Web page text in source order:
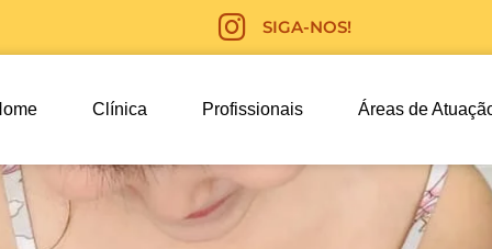
SIGA-NOS!
Clínica Profissionais Áreas de